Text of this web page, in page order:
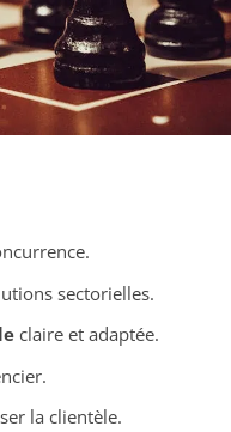
sectorielles.
claire et adaptée.
la clientèle.